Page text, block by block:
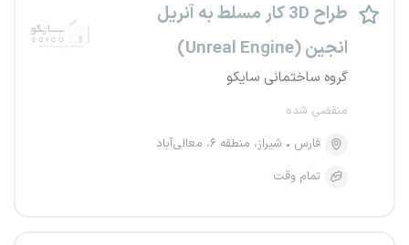
طراح 3D کار مسلط به آنریل
انجین (Unreal Engine)
گروه ساختمانی سایکو
منقضی شده
فارس
شیراز، منطقه ۶، معالی‌آباد
تمام وقت